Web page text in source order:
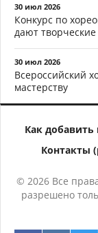
30 июл 2026
Конкурс по
дают творческие
30 июл 2026
Всероссийский
мастерству
Как добавить
Контакты
© 2026 Все
разрешено